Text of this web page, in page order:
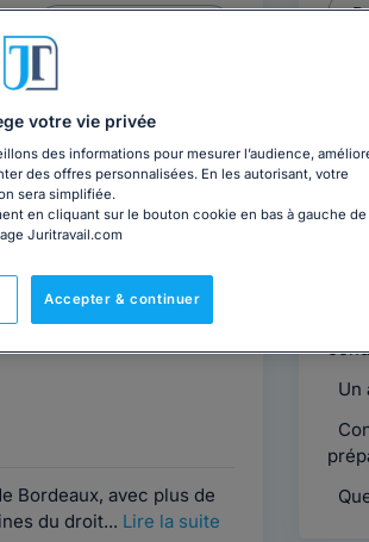
de Bordeaux, in
Lire la suite
Contacter cet avocat
Bordeaux, avec plus de
du droit... Lire la suite
Un
votre vie privée
des informations pour mesurer l’audience,
des offres personnalisées. En les autorisant, votre
sera simplifiée.
en cliquant sur le bouton cookie en bas à gauche de
Juritravail.com
Accepter & continuer